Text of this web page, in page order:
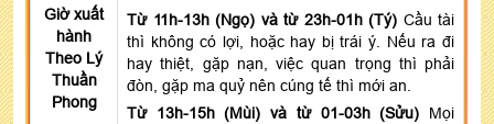
Giờ xuất
hành
Theo Lý
Thuần
Phong
Từ 11h-13h (Ngọ) và từ 23h-01h (Tý) Cầu tài
thì không có lợi, hoặc hay bị trái ý. Nếu ra đi
hay thiệt, gặp nạn, việc quan trọng thì phải
đòn, gặp ma quỷ nên cúng tế thì mới an.
Từ 13h-15h (Mùi) và từ 01-03h (Sửu)
Mọi